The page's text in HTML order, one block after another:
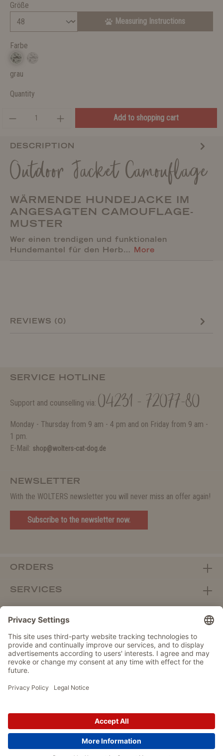
Größe
Measuring Instructions
Farbe
grau
Quantity
Add to shopping cart
DESCRIPTION
Outdoor Jacket Camouflage
WÄRMENDE HUNDEJACKE IM
ANGESAGTEN CAMOUFLAGE-
MUSTER
Wer einen trendigen und funktionalen
Hundemantel für den Herb… More
REVIEWS (0)
SERVICE HOTLINE
Support and counselling via: 04231 - 72077-80
Monday - Thursday from 9 am - 4 pm and on Friday from 9 am -
1 pm.
E-Mail: shop@wolters-cat-dog.de
NEWSLETTER
With the WOLTERS newsletter you will never miss an offer again!
Subscribe to the newsletter now.
ORDERS
SERVICES
DEALER PORTAL
Withdraw from contract here
IMPRINT